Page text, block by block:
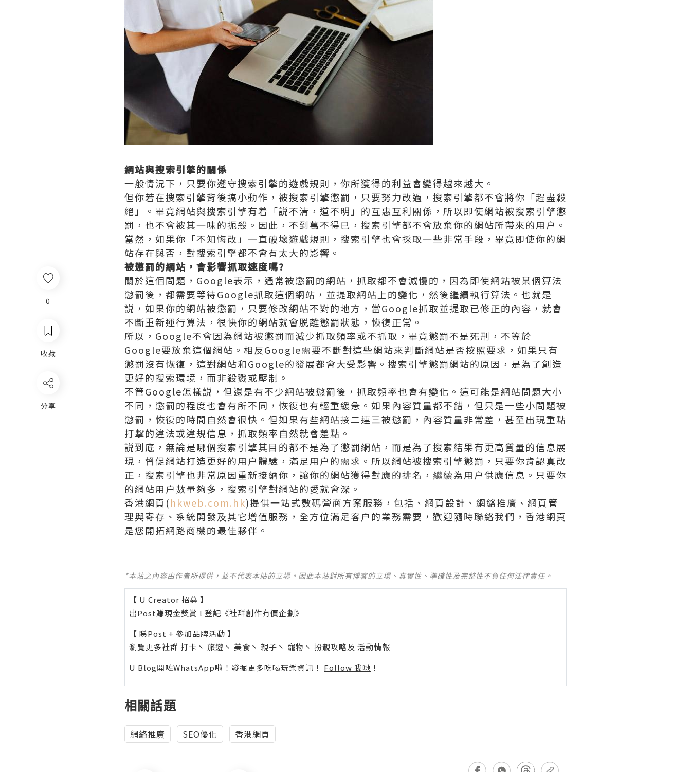
0
收藏
分享
網站與搜索引擎的關係
一般情況下，只要你遵守搜索引擎的遊戲規則，你所獲得的利益會變得越來越大。
但你若在搜索引擎背後搞小動作，被搜索引擎懲罰，只要努力改過，搜索引擎都不會將你「趕盡殺
絕」。畢竟網站與搜索引擎有着「説不清，道不明」的互惠互利關係，所以即使網站被搜索引擎懲
罰，也不會被其一味的扼殺。因此，不到萬不得已，搜索引擎都不會放棄你的網站所帶來的用户。
當然，如果你「不知悔改」一直破壞遊戲規則，搜索引擎也會採取一些非常手段，畢竟即使你的網
站存在與否，對搜索引擎都不會有太大的影響。
被懲罰的網站，會影響抓取速度嗎?
關於這個問題，Google表示，通常被懲罰的網站，抓取都不會減慢的，因為即使網站被某個算法
懲罰後，都需要等待Google抓取這個網站，並提取網站上的變化，然後繼續執行算法。也就是
説，如果你的網站被懲罰，只要修改網站不對的地方，當Google抓取並提取已修正的內容，就會
不斷重新運行算法，很快你的網站就會脱離懲罰狀態，恢復正常。
所以，Google不會因為網站被懲罰而減少抓取頻率或不抓取，畢竟懲罰不是死刑，不等於
Google要放棄這個網站。相反Google需要不斷對這些網站來判斷網站是否按照要求，如果只有
懲罰沒有恢復，這對網站和Google的發展都會大受影響。搜索引擎懲罰網站的原因，是為了創造
更好的搜索環境，而非殺戮或壓制。
不管Google怎樣説，但還是有不少網站被懲罰後，抓取頻率也會有變化。這可能是網站問題大小
不同，懲罰的程度也會有所不同，恢復也有輕重緩急。如果內容質量都不錯，但只是一些小問題被
懲罰，恢復的時間自然會很快。但如果有些網站接二連三被懲罰，內容質量非常差，甚至出現重點
打擊的違法或違規信息，抓取頻率自然就會差點。
説到底，無論是哪個搜索引擎其目的都不是為了懲罰網站，而是為了搜索結果有更高質量的信息展
現，督促網站打造更好的用户體驗，滿足用户的需求。所以網站被搜索引擎懲罰，只要你肯認真改
正，搜索引擎也非常原因重新接納你，讓你的網站獲得對應的排名，繼續為用户供應信息。只要你
的網站用户數量夠多，搜索引擎對網站的愛就會深。
香港網頁(hkweb.com.hk)提供一站式數碼營商方案服務，包括、網頁設計、網絡推廣、網頁管
理與寄存、系統開發及其它增值服務，全方位滿足客户的業務需要，歡迎隨時聯絡我們，香港網頁
是您開拓網路商機的最佳夥伴。
*本站之內容由作者所提供，並不代表本站的立場。因此本站對所有博客的立場、真實性、準確性及完整性不負任何法律責任。
【 U Creator 招募 】
出Post賺現金獎賞 l 登記《社群創作有價企劃》
【 睇Post + 參加品牌活動 】
瀏覽更多社群 打卡 丶 旅遊 丶 美食 丶 親子 丶 寵物 丶 扮靚攻略及 活動情報
U Blog開咗WhatsApp啦！發掘更多吃喝玩樂資訊！ Follow 我哋 ！
相關話題
網絡推廣 SEO優化 香港網頁